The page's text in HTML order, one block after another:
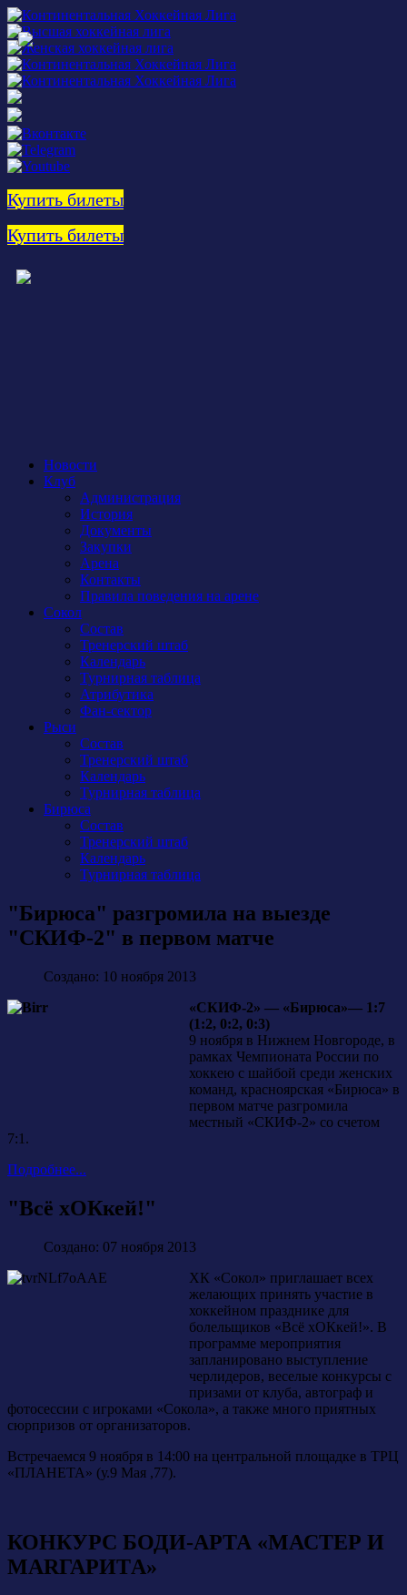
Купить билеты
Купить билеты
Новости
Клуб
Администрация
История
Документы
Закупки
Арена
Контакты
Правила поведения на арене
Сокол
Состав
Тренерский штаб
Календарь
Турнирная таблица
Атрибутика
Фан-сектор
Рыси
Состав
Тренерский штаб
Календарь
Турнирная таблица
Бирюса
Состав
Тренерский штаб
Календарь
Турнирная таблица
"Бирюса" разгромила на выезде
"СКИФ-2" в первом матче
Создано: 10 ноября 2013
«СКИФ-2» — «Бирюса»— 1:7
(1:2, 0:2, 0:3)
9 ноября в Нижнем Новгороде, в
рамках Чемпионата России по
хоккею с шайбой среди женских
команд, красноярская «Бирюса» в
первом матче разгромила
местный «СКИФ-2» со счетом
7:1.
Подробнее...
"Всё хОКкей!"
Создано: 07 ноября 2013
ХК «Сокол» приглашает всех
желающих принять участие в
хоккейном празднике для
болельщиков «Всё хОКкей!». В
программе мероприятия
запланировано выступление
черлидеров, веселые конкурсы с
призами от клуба, автограф и
фотосессии с игроками «Сокола», а также много приятных
сюрпризов от организаторов.
Встречаемся 9 ноября в 14:00 на центральной площадке в ТРЦ
«ПЛАНЕТА» (у.9 Мая ,77).
КОНКУРС БОДИ-АРТА «МАСТЕР И
МАRГАРИTА»